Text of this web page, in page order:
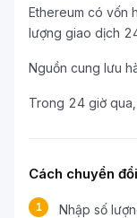
Ethereum có vốn
lượng giao dịch
Nguồn cung lưu
Trong 24 giờ
Cách chuyển
1 Nhập số